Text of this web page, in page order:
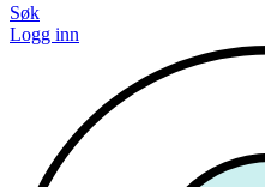
Søk
Logg inn